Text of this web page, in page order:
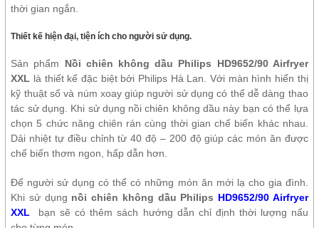
thời gian ngắn.
Thiết kế hiện đại, tiện ích cho người sử dụng.
Sản phẩm Nồi chiên không dầu Philips HD9652/90 Airfryer
XXL là thiết kế đặc biệt bởi Philips Hà Lan. Với màn hình hiển thị
kỹ thuật số và núm xoay giúp người sử dụng có thể dễ dàng thao
tác sử dụng. Khi sử dụng nồi chiên không dầu này bạn có thể lựa
chọn 5 chức năng chiên rán cùng thời gian chế biến khác nhau.
Dải nhiệt tự điều chỉnh từ 40 độ – 200 độ giúp các món ăn được
chế biến thơm ngon, hấp dẫn hơn.
Để người sử dụng có thể có những món ăn mới lạ cho gia đình.
Khi sử dụng nồi chiên không dầu Philips HD9652/90 Airfryer
XXL
bạn sẽ có thêm sách hướng dẫn chỉ định thời lượng nấu